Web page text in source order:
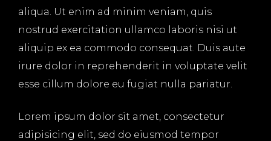
aliqua. Ut enim ad minim veniam, quis
nostrud exercitation ullamco laboris nisi ut
aliquip ex ea commodo consequat. Duis aute
irure dolor in reprehenderit in voluptate velit
esse cillum dolore eu fugiat nulla pariatur.
Lorem ipsum dolor sit amet, consectetur
adipisicing elit, sed do eiusmod tempor